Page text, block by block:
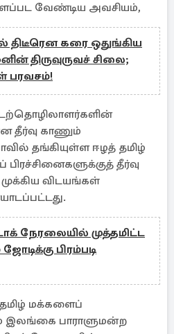
வேண்டிய அவசியம்,
திடீரென கரை ஒதுங்கிய
திருவுருவச் சிலை;
பரவசம்!
தீர்வு காணும்
தங்கியுள்ள ஈழத் தமிழ்
தீர்வு
விடயங்கள்
நேரலையில் முத்தமிட்ட
பிரம்படி
மக்களைப்
இலங்கை பாராளுமன்ற